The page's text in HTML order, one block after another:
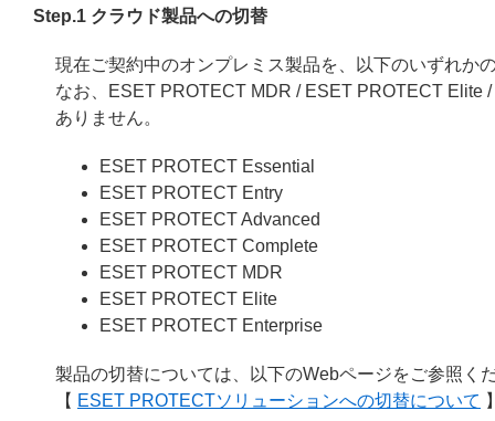
Step.1 クラウド製品への切替
現在ご契約中のオンプレミス製品を、以下のいずれか
なお、ESET PROTECT MDR / ESET PROTECT Elite
ありません。
ESET PROTECT Essential
ESET PROTECT Entry
ESET PROTECT Advanced
ESET PROTECT Complete
ESET PROTECT MDR
ESET PROTECT Elite
ESET PROTECT Enterprise
製品の切替については、以下のWebページをご参照く
【 ESET PROTECTソリューションへの切替について